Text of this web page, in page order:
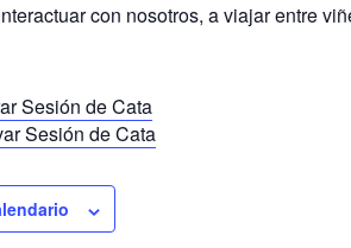
con nosotros, a viajar entre
Sesión de Cata
Sesión de Cata